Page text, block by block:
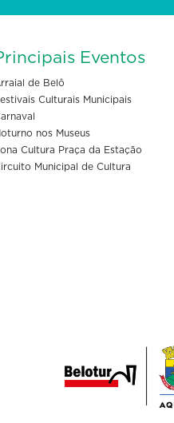
Eventos
de Belô
Culturais Municipais
nos Museus
Cultura Praça da Estação
Municipal de Cultura